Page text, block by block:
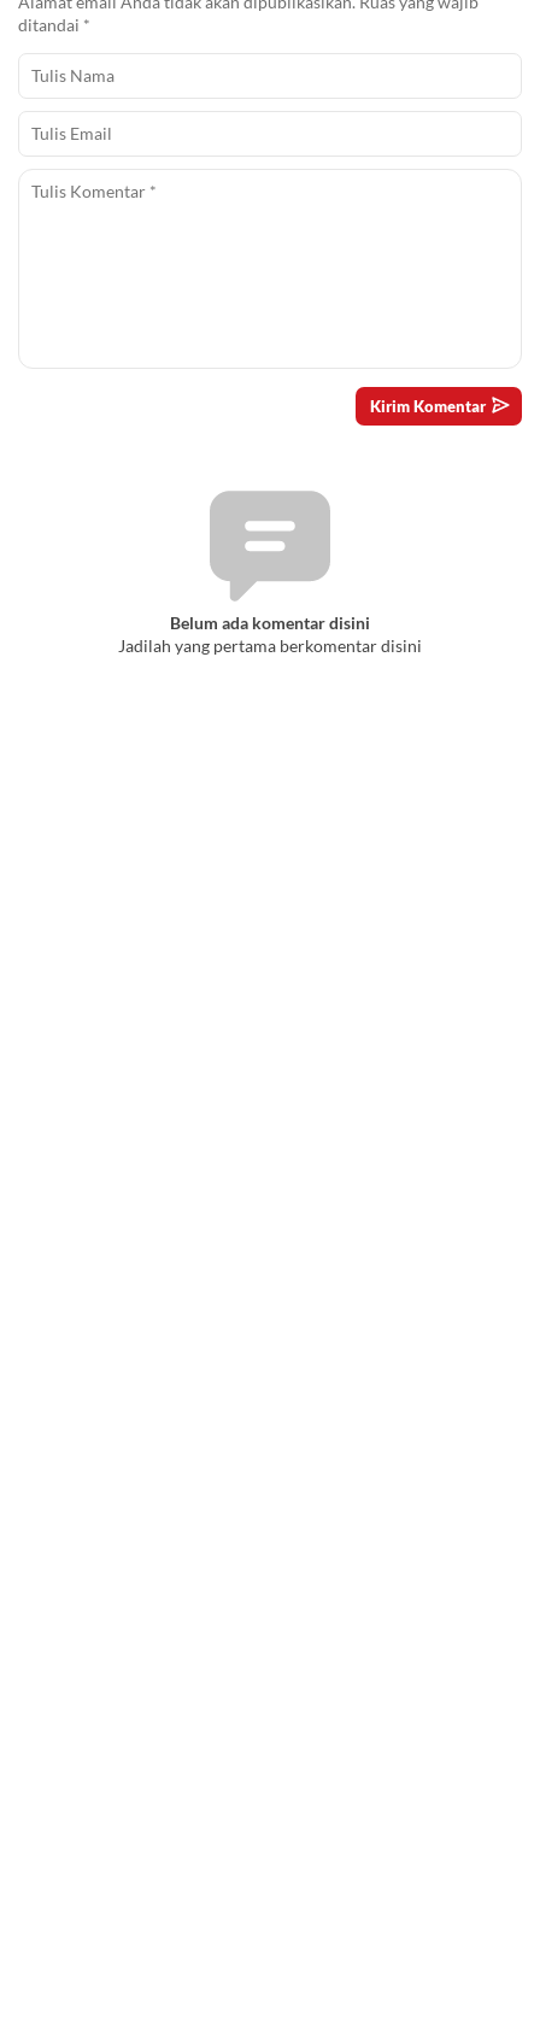
ditandai *
Belum ada komentar disini
Jadilah yang pertama berkomentar disini